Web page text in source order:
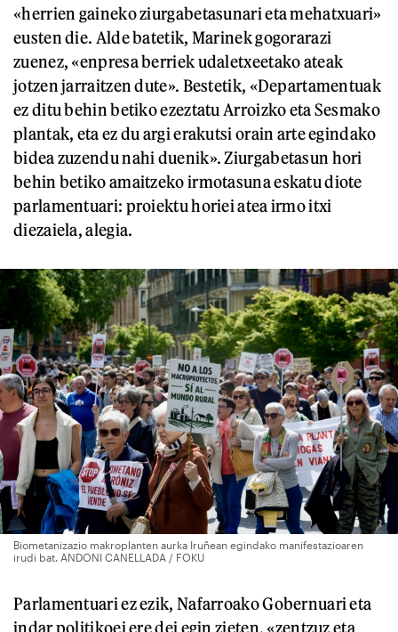
«herrien gaineko ziurgabetasunari eta mehatxuari»
eusten die. Alde batetik, Marinek gogorarazi
zuenez, «enpresa berriek udaletxeetako ateak
jotzen jarraitzen dute». Bestetik, «Departamentuak
ez ditu behin betiko ezeztatu Arroizko eta Sesmako
plantak, eta ez du argi erakutsi orain arte egindako
bidea zuzendu nahi duenik». Ziurgabetasun hori
behin betiko amaitzeko irmotasuna eskatu diote
parlamentuari: proiektu horiei atea irmo itxi
diezaiela, alegia.
Biometanizazio makroplanten aurka Iruñean egindako manifestazioaren
irudi bat. ANDONI CANELLADA / FOKU
Parlamentuari ez ezik, Nafarroako Gobernuari eta
indar politikoei ere dei egin zieten, «zentzuz eta